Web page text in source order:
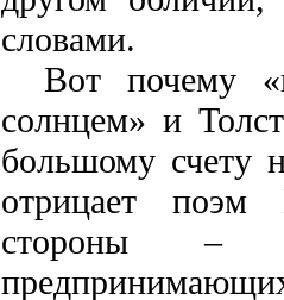
словами.
Вот почему
солнцем» и
большому счету
отрицает
стороны –